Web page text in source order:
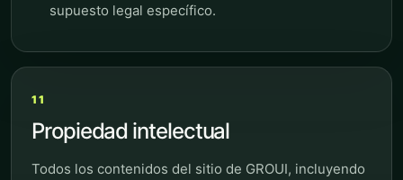
supuesto legal específico.
11
Propiedad intelectual
Todos los contenidos del sitio de GROUI, incluyendo